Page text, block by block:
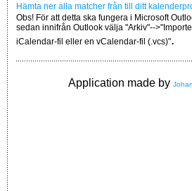
Hämta ner alla matcher från till ditt
Obs! För att detta ska fungera i Microsoft
sedan innifrån Outlook välja "Arkiv"--
iCalendar-fil eller en vCalendar-fil (.vcs)".
Application made by